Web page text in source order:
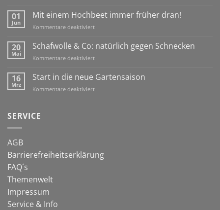
Igelhaus
für
den
01
Jun
Mit einem Hochbeet immer früher dran!
Kommentare deaktiviertfür
einem
Hochbeet
immer
dran!
20
Mai
Schafwolle & Co: natürlich gegen Schnecken
Kommentare deaktiviertfür
&
Co:
natürlich
16
Mrz
Start in die neue Gartensaison
Kommentare deaktiviertfür
SERVICE
AGB
Barrierefreiheitserklärung
FAQ´s
Themenwelt
Impressum
Service & Info